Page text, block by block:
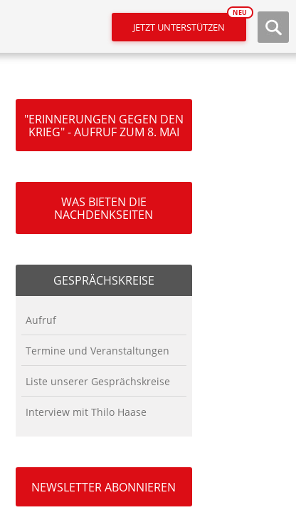
JETZT UNTERSTÜTZEN
NEU
"ERINNERUNGEN GEGEN DEN
KRIEG" - AUFRUF ZUM 8. MAI
WAS BIETEN DIE
NACHDENKSEITEN
GESPRÄCHSKREISE
Aufruf
Termine und Veranstaltungen
Liste unserer Gesprächskreise
Interview mit Thilo Haase
NEWSLETTER ABONNIEREN